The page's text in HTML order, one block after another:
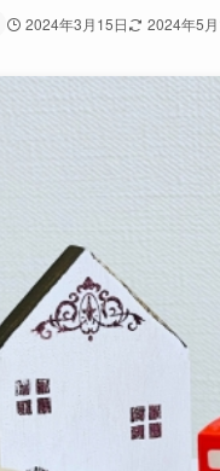
2024年3月15日 2024年5